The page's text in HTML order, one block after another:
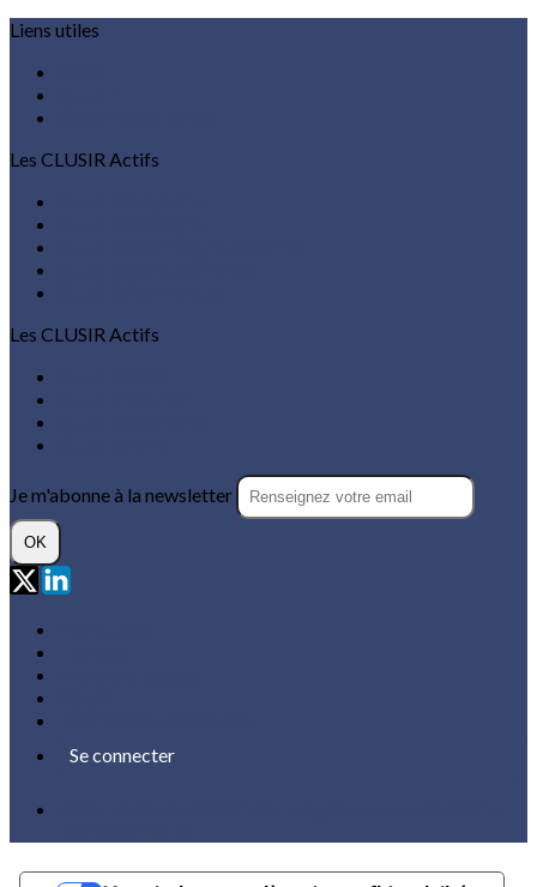
Liens utiles
Les CLUSIR Actifs
Les CLUSIR Actifs
Je m'abonne à la newsletter
OK
Se connecter